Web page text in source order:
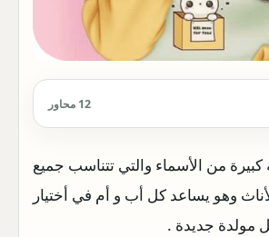
12 محاور
من الأسماء والتي تتناسب جميع
وهو يساعد كل أب و أم في أختيار
مولدة جديدة .